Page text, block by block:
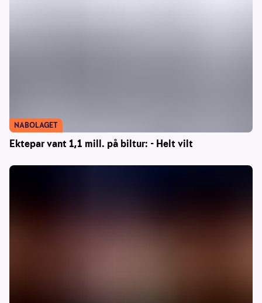
Ektepar vant 1,1 mill. på biltur: - Helt vilt
NABOLAGET